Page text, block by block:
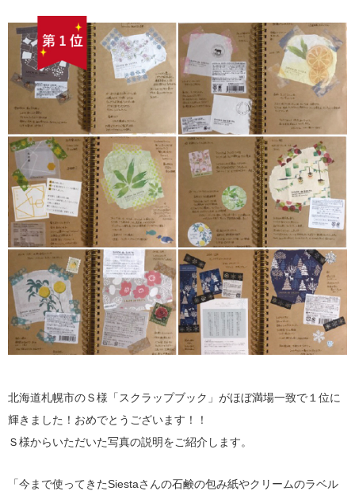
北海道札幌市のＳ様「スクラップブック」がほぼ満場一致で１位に
輝きました！おめでとうございます！！
Ｓ様からいただいた写真の説明をご紹介します。
「今まで使ってきたSiestaさんの石鹸の包み紙やクリームのラベル